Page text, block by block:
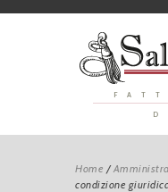
Home /
condizione